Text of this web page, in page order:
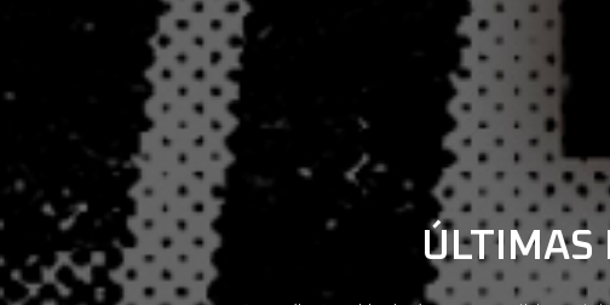
ÚLTIMAS